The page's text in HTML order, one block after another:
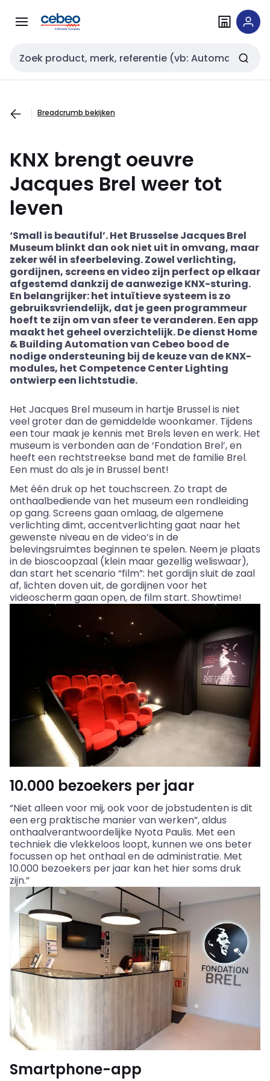
naar
naar
Zoekveld invoer
Breadcrumb bekijken
KNX brengt oeuvre
Jacques Brel weer tot
leven
‘Small is beautiful’.Het Brusselse Jacques Brel
Museum blinkt dan ook niet uit in omvang, maar
zeker wél in sfeerbeleving. Zowel verlichting,
gordijnen, screensen video zijn perfect op elkaar
afgestemd dankzij de aanwezige KNX-sturing.
En belangrijker: het intuïtieve systeem is zo
gebruiksvriendelijk, dat je geen programmeur
hoeft te zijn om van sfeer te veranderen. Een app
maakt het geheel overzichtelijk. De dienst Home
&Building Automation van Cebeo bood de
nodige ondersteuning bij de keuze van de KNX-
modules, het CompetenceCenterLighting
ontwierp een lichtstudie.
Het Jacques Brel museum in hartje Brussel is niet
veel groter dan de gemiddelde woonkamer. Tijdens
een tour maak je kennis met Brels leven en werk. Het
museum is verbonden aan de ‘Fondation Brel’, en
heeft een rechtstreekse band met de familie Brel.
Een must do als je in Brussel bent!
Met één druk op het touchscreen. Zo trapt de
onthaalbediende van het museum een rondleiding
op gang. Screens gaan omlaag, de algemene
verlichting dimt, accentverlichting gaat naar het
gewenste niveau en de video’s in de
belevingsruimtes beginnen te spelen. Neem je plaats
in de bioscoopzaal (klein maar gezellig weliswaar),
dan start het scenario “film”: het gordijn sluit de zaal
af, lichten doven uit, de gordijnen voor het
videoscherm gaan open, de film start. Showtime!
10.000 bezoekers per jaar
“Niet alleen voor mij, ook voor de jobstudenten is dit
een erg praktische manier van werken”, aldus
onthaalverantwoordelijke Nyota Paulis. Met een
techniek die vlekkeloos loopt, kunnen we ons beter
focussen op het onthaal en de administratie. Met
10.000 bezoekers per jaar kan het hier soms druk
zijn.”
Smartphone-app